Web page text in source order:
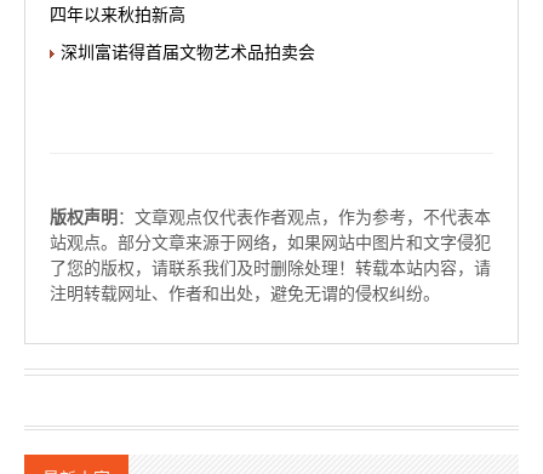
四年以来秋拍新高
深圳富诺得首届文物艺术品拍卖会
版权声明 ：文章观点仅代表作者观点，作为参考，不代表本
站观点。部分文章来源于网络，如果网站中图片和文字侵犯
了您的版权，请联系我们及时删除处理！转载本站内容，请
注明转载网址、作者和出处，避免无谓的侵权纠纷。